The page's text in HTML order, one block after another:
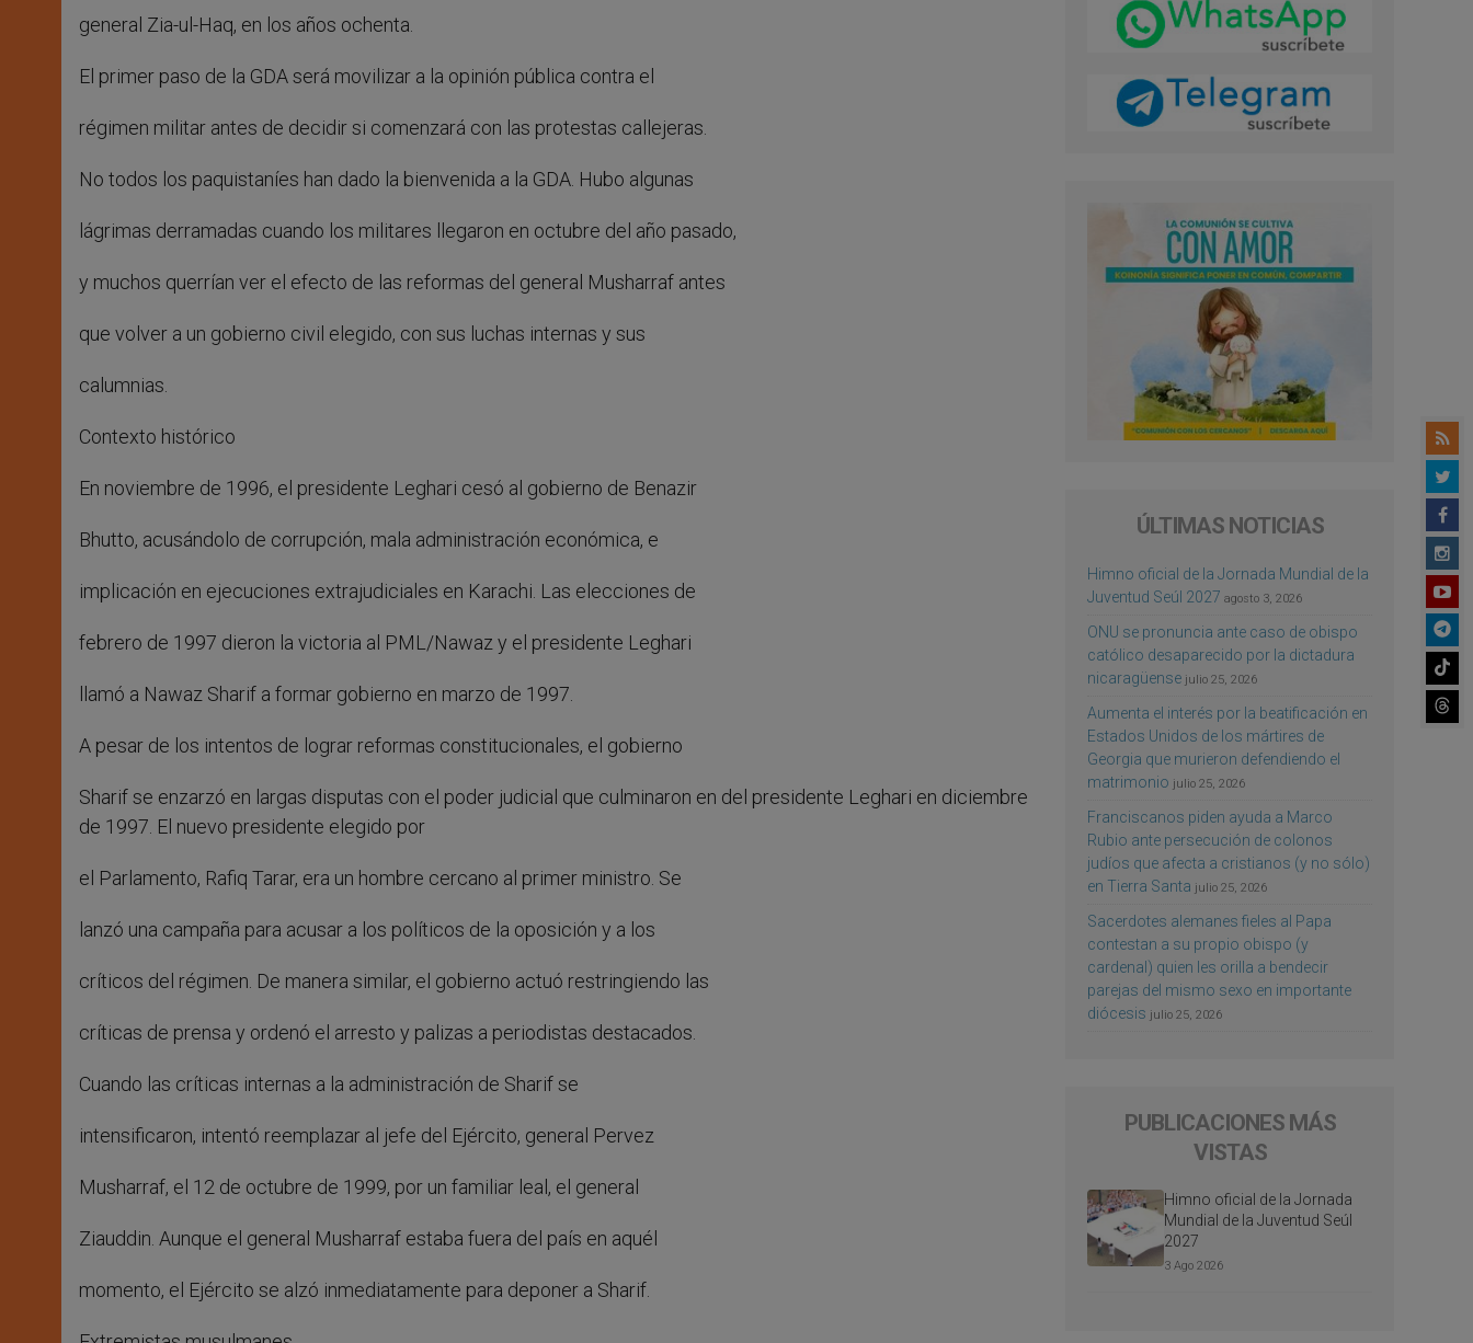
general Zia-ul-Haq, en los años ochenta.
El primer paso de la GDA será movilizar a la opinión pública contra el
régimen militar antes de decidir si comenzará con las protestas callejeras.
No todos los paquistaníes han dado la bienvenida a la GDA. Hubo algunas
lágrimas derramadas cuando los militares llegaron en octubre del año pasado,
y muchos querrían ver el efecto de las reformas del general Musharraf antes
que volver a un gobierno civil elegido, con sus luchas internas y sus
calumnias.
Contexto histórico
En noviembre de 1996, el presidente Leghari cesó al gobierno de Benazir
Bhutto, acusándolo de corrupción, mala administración económica, e
implicación en ejecuciones extrajudiciales en Karachi. Las elecciones de
febrero de 1997 dieron la victoria al PML/Nawaz y el presidente Leghari
llamó a Nawaz Sharif a formar gobierno en marzo de 1997.
A pesar de los intentos de lograr reformas constitucionales, el gobierno
Sharif se enzarzó en largas disputas con el poder judicial que culminaron en del presidente Leghari en diciembre
de 1997. El nuevo presidente elegido por
el Parlamento, Rafiq Tarar, era un hombre cercano al primer ministro. Se
lanzó una campaña para acusar a los políticos de la oposición y a los
críticos del régimen. De manera similar, el gobierno actuó restringiendo las
críticas de prensa y ordenó el arresto y palizas a periodistas destacados.
Cuando las críticas internas a la administración de Sharif se
intensificaron, intentó reemplazar al jefe del Ejército, general Pervez
Musharraf, el 12 de octubre de 1999, por un familiar leal, el general
Ziauddin. Aunque el general Musharraf estaba fuera del país en aquél
momento, el Ejército se alzó inmediatamente para deponer a Sharif.
ÚLTIMAS NOTICIAS
Himno oficial de la Jornada Mundial de la
Juventud Seúl 2027 agosto 3, 2026
ONU se pronuncia ante caso de obispo
católico desaparecido por la dictadura
nicaragüense julio 25, 2026
Aumenta el interés por la beatificación en
Estados Unidos de los mártires de
Georgia que murieron defendiendo el
matrimonio julio 25, 2026
Franciscanos piden ayuda a Marco
Rubio ante persecución de colonos
judíos que afecta a cristianos (y no sólo)
en Tierra Santa julio 25, 2026
Sacerdotes alemanes fieles al Papa
contestan a su propio obispo (y
cardenal) quien les orilla a bendecir
parejas del mismo sexo en importante
diócesis julio 25, 2026
PUBLICACIONES MÁS
VISTAS
Himno oficial de la Jornada
Mundial de la Juventud Seúl
2027
3 Ago 2026